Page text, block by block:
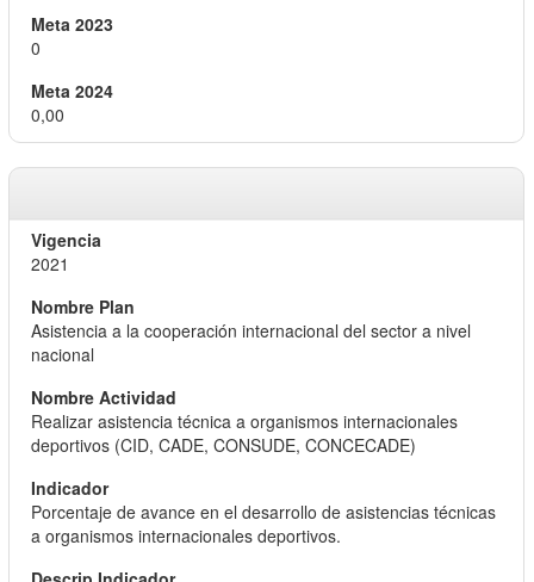
0
0,00
2021
Asistencia a la cooperación internacional del sector a nivel
nacional
Realizar asistencia técnica a organismos internacionales
deportivos (CID, CADE, CONSUDE, CONCECADE)
Porcentaje de avance en el desarrollo de asistencias técnicas
a organismos internacionales deportivos.